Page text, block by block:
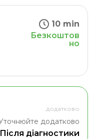
10 min
Безкоштов
но
додатково
додатково
Після діагностики